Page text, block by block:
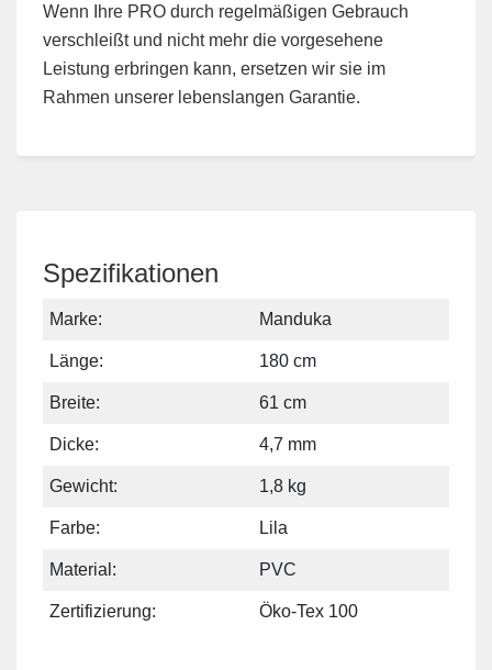
Wenn Ihre PRO durch regelmäßigen Gebrauch
verschleißt und nicht mehr die vorgesehene
Leistung erbringen kann, ersetzen wir sie im
Rahmen unserer lebenslangen Garantie.
Spezifikationen
Marke: Manduka
Länge: 180 cm
Breite: 61 cm
Dicke: 4,7 mm
Gewicht: 1,8 kg
Farbe: Lila
Material: PVC
Zertifizierung: Öko-Tex 100